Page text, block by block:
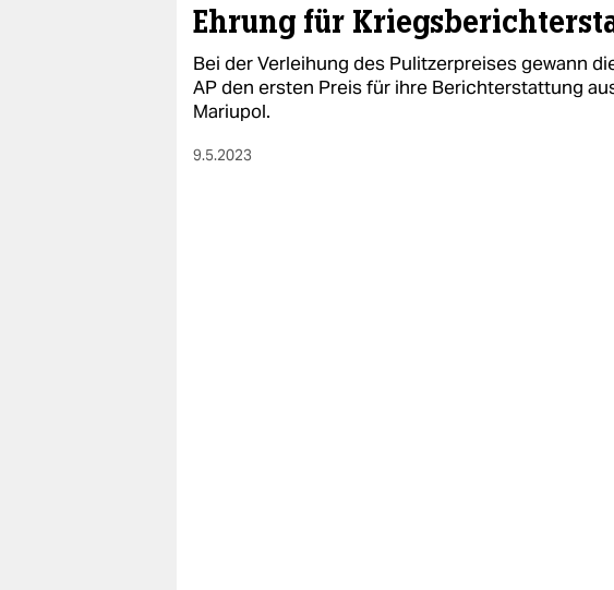
Ehrung für
Bei der Verleihung des Pulitzerpreises gewann
AP den ersten Preis für ihre Berichterstattung
Mariupol.
9.5.2023